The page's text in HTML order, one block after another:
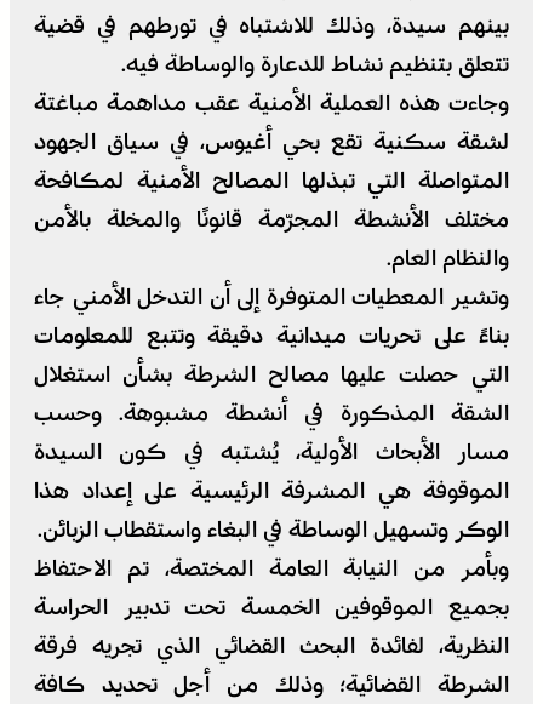
بينهم سيدة، وذلك للاشتباه في تورطهم في قضية
تتعلق بتنظيم نشاط للدعارة والوساطة فيه.
وجاءت هذه العملية الأمنية عقب مداهمة مباغتة
لشقة سكنية تقع بحي أغيوس، في سياق الجهود
المتواصلة التي تبذلها المصالح الأمنية لمكافحة
مختلف الأنشطة المجرّمة قانونًا والمخلة بالأمن
والنظام العام.
وتشير المعطيات المتوفرة إلى أن التدخل الأمني جاء
بناءً على تحريات ميدانية دقيقة وتتبع للمعلومات
التي حصلت عليها مصالح الشرطة بشأن استغلال
الشقة المذكورة في أنشطة مشبوهة. وحسب
مسار الأبحاث الأولية، يُشتبه في كون السيدة
الموقوفة هي المشرفة الرئيسية على إعداد هذا
الوكر وتسهيل الوساطة في البغاء واستقطاب الزبائن.
وبأمر من النيابة العامة المختصة، تم الاحتفاظ
بجميع الموقوفين الخمسة تحت تدبير الحراسة
النظرية، لفائدة البحث القضائي الذي تجريه فرقة
الشرطة القضائية؛ وذلك من أجل تحديد كافة